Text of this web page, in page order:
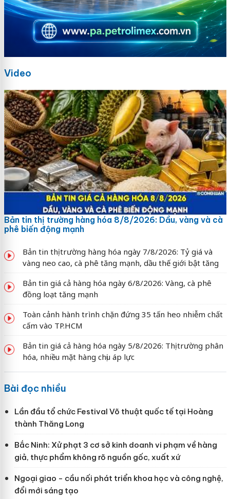
Video
Bản tin thị trường hàng hóa 8/8/2026: Dầu, vàng và cà
phê biến động mạnh
Bản tin thị trường hàng hóa ngày 7/8/2026: Tỷ giá và
vàng neo cao, cà phê tăng mạnh, dầu thế giới bật tăng
Bản tin giá cả hàng hóa ngày 6/8/2026: Vàng, cà phê
đồng loạt tăng mạnh
Toàn cảnh hành trình chặn đứng 35 tấn heo nhiễm chất
cấm vào TP.HCM
Bản tin giá cả hàng hóa ngày 5/8/2026: Thị trường phân
hóa, nhiều mặt hàng chịu áp lực
Bài đọc nhiều
Lần đầu tổ chức Festival Võ thuật quốc tế tại Hoàng
thành Thăng Long
Bắc Ninh: Xử phạt 3 cơ sở kinh doanh vi phạm về hàng
giả, thực phẩm không rõ nguồn gốc, xuất xứ
Ngoại giao - cầu nối phát triển khoa học và công nghệ,
đổi mới sáng tạo